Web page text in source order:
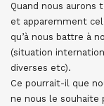
Quand nous aurons
et apparemment
qu’à nous battre à
(situation
diverses etc).
Ce pourrait-il que
ne nous le souhaite